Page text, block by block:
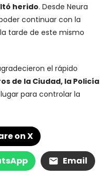
herido. Desde Neura
continuar con la
tarde de este mismo
el rápido
de la Ciudad, la Policía
para controlar la
on X
Email